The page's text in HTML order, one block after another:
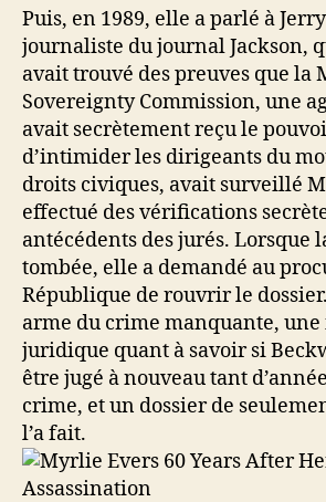
Puis, en 1989, elle a parlé à
journaliste du journal Jackson,
avait trouvé des preuves que la
Sovereignty Commission, une
avait secrètement reçu le
d’intimider les dirigeants du
droits civiques, avait surveillé
effectué des vérifications
antécédents des jurés. Lorsque
tombée, elle a demandé au
République de rouvrir le
arme du crime manquante,
juridique quant à savoir si
être jugé à nouveau tant
crime, et un dossier de
l’a fait.